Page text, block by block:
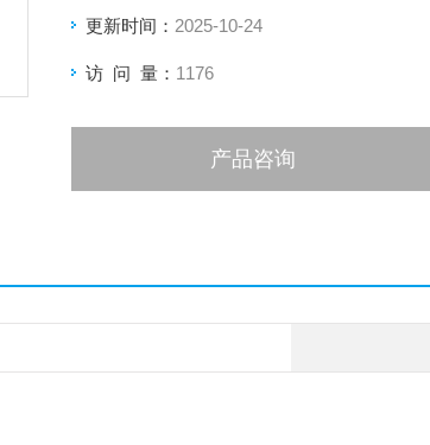
更新时间： 2025-10-24
访 问 量： 1176
产品咨询